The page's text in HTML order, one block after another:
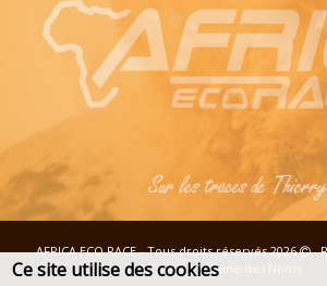
AFRICA ECO RACE - Tous droits réservés 2026 -
Domaine des Noms
Ce site utilise des cookies